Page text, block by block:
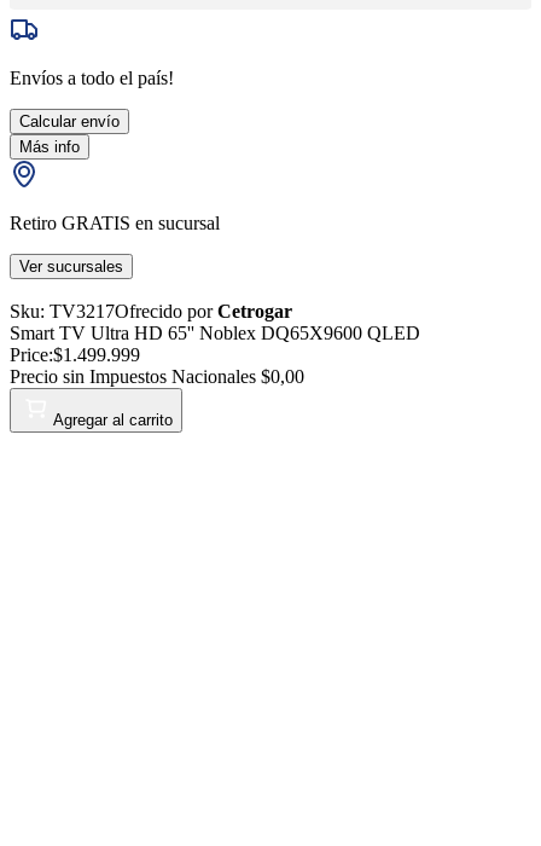
Envíos a todo el país!
Calcular envío
Más info
Retiro GRATIS en sucursal
Ver sucursales
Sku: TV3217Ofrecido porCetrogar
Smart TV Ultra HD 65'' Noblex DQ65X9600 QLED
Price:$1.499.999
Precio sin Impuestos Nacionales $0,00
Agregar al carrito